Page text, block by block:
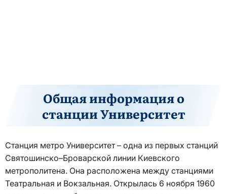
Общая информация о
станции Университет
Станция метро Университет – одна из первых станций
Святошинско–Броварской линии Киевского
метрополитена. Она расположена между станциями
Театральная и Вокзальная. Открылась 6 ноября 1960